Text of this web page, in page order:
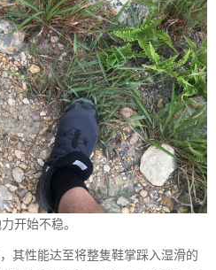
开始不稳。
其性能达至将整隻鞋掌踩入湿滑的